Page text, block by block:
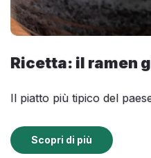
Ricetta: il ramen
Il piatto più tipico del
Scopri di più